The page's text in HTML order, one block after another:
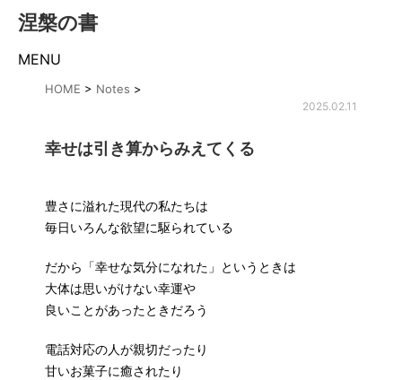
涅槃の書
MENU
HOME > Notes >
2025.02.11
幸せは引き算からみえてくる
豊さに溢れた現代の私たちは
毎日いろんな欲望に駆られている
だから「幸せな気分になれた」というときは
大体は思いがけない幸運や
良いことがあったときだろう
電話対応の人が親切だったり
甘いお菓子に癒されたり